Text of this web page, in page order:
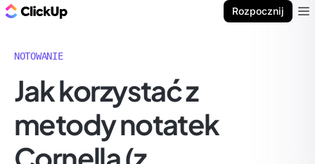
Rozpocznij
NOTOWANIE
Jak korzystać z
metody notatek